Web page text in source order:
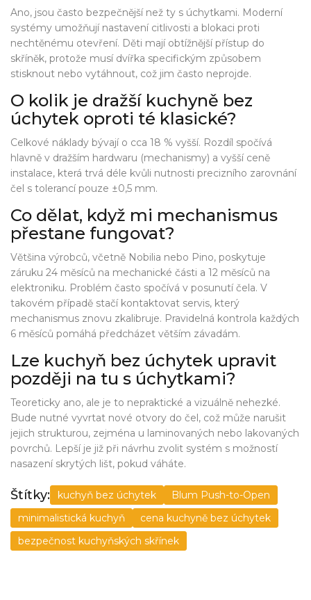
Ano, jsou často bezpečnější než ty s úchytkami. Moderní
systémy umožňují nastavení citlivosti a blokaci proti
nechtěnému otevření. Děti mají obtížnější přístup do
skříněk, protože musí dvířka specifickým způsobem
stisknout nebo vytáhnout, což jim často neprojde.
O kolik je dražší kuchyně bez
úchytek oproti té klasické?
Celkové náklady bývají o cca 18 % vyšší. Rozdíl spočívá
hlavně v dražším hardwaru (mechanismy) a vyšší ceně
instalace, která trvá déle kvůli nutnosti precizního zarovnání
čel s tolerancí pouze ±0,5 mm.
Co dělat, když mi mechanismus
přestane fungovat?
Většina výrobců, včetně Nobilia nebo Pino, poskytuje
záruku 24 měsíců na mechanické části a 12 měsíců na
elektroniku. Problém často spočívá v posunutí čela. V
takovém případě stačí kontaktovat servis, který
mechanismus znovu zkalibruje. Pravidelná kontrola každých
6 měsíců pomáhá předcházet větším závadám.
Lze kuchyň bez úchytek upravit
později na tu s úchytkami?
Teoreticky ano, ale je to nepraktické a vizuálně nehezké.
Bude nutné vyvrtat nové otvory do čel, což může narušit
jejich strukturou, zejména u laminovaných nebo lakovaných
povrchů. Lepší je již při návrhu zvolit systém s možností
nasazení skrytých lišt, pokud váháte.
Štítky: kuchyň bez úchytek
Blum Push-to-Open
minimalistická kuchyň
cena kuchyně bez úchytek
bezpečnost kuchyňských skřínek